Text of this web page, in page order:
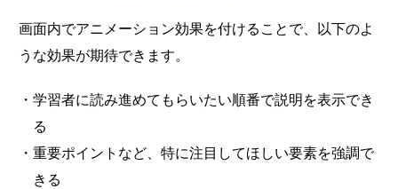
画面内でアニメーション効果を付けることで、以下のよ
うな効果が期待できます。
・学習者に読み進めてもらいたい順番で説明を表示でき
る
・重要ポイントなど、特に注目してほしい要素を強調で
きる